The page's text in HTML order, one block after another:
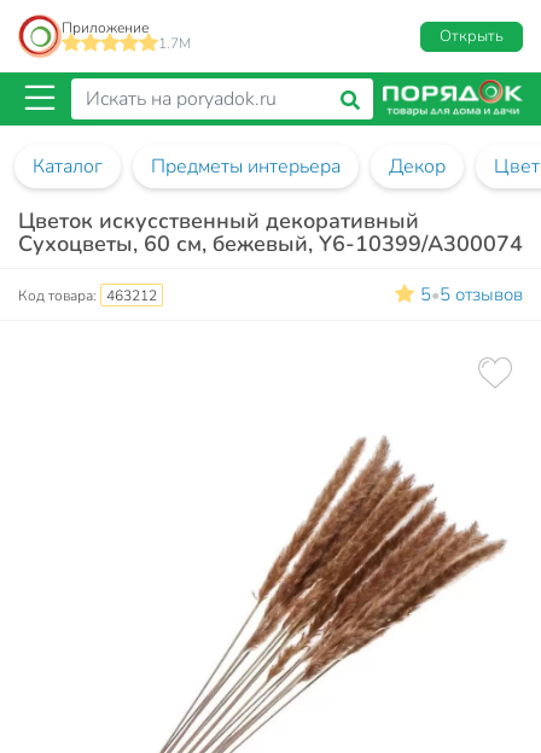
Приложение
1.7M
Открыть
Каталог Предметы интерьера Декор
Цветок искусственный декоративный
Сухоцветы, 60 см, бежевый, Y6-10399/A300074
Код товара: 463212 5•5 отзывов